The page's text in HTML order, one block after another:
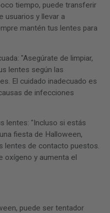
tiempo, puede transferir
usuarios y llevar a
mantén tus lentes para
"Asegúrate de limpiar,
lentes según las
El cuidado inadecuado es
de infecciones
lentes: "Incluso si estás
fiesta de Halloween,
lentes de contacto puestos.
oxígeno y aumenta el
puede ser tentador